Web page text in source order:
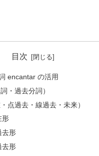
目次
encantar の活用
・過去分詞）
点過去・線過去・未来）
形
去形
去形